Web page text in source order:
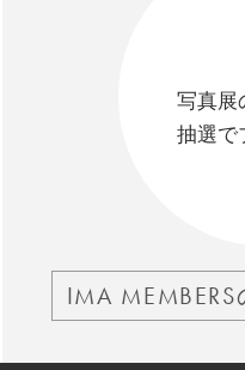
写真展
抽選で
IMA